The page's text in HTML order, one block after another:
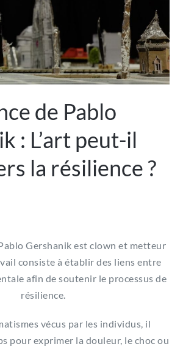
de Pablo
: L’art peut-il
la résilience ?
Gershanik est clown et metteur
consiste à établir des liens entre
afin de soutenir le processus de
résilience.
vécus par les individus, il
pour exprimer la douleur, le choc ou